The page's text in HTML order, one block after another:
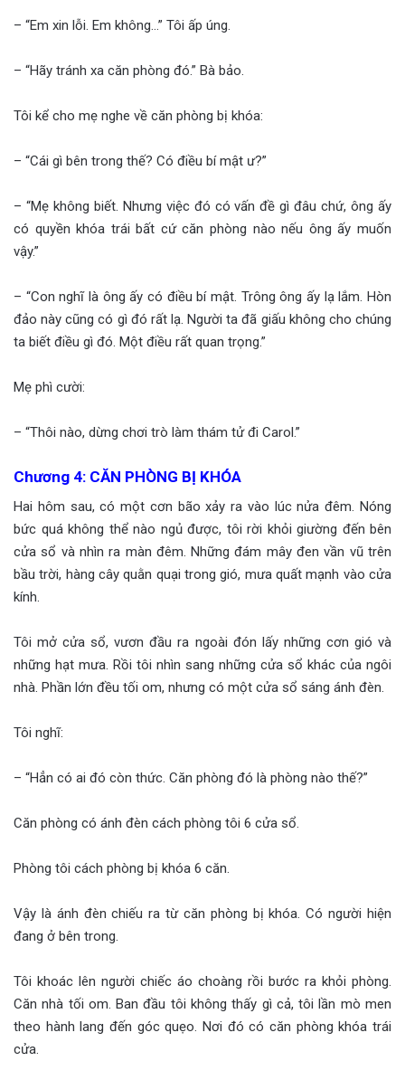
– “Em xin lỗi. Em không…” Tôi ấp úng.
– “Hãy tránh xa căn phòng đó.” Bà bảo.
Tôi kể cho mẹ nghe về căn phòng bị khóa:
– “Cái gì bên trong thế? Có điều bí mật ư?”
– “Mẹ không biết. Nhưng việc đó có vấn đề gì đâu chứ, ông ấy
có quyền khóa trái bất cứ căn phòng nào nếu ông ấy muốn
vậy.”
– “Con nghĩ là ông ấy có điều bí mật. Trông ông ấy lạ lắm. Hòn
đảo này cũng có gì đó rất lạ. Người ta đã giấu không cho chúng
ta biết điều gì đó. Một điều rất quan trọng.”
Mẹ phì cười:
– “Thôi nào, dừng chơi trò làm thám tử đi Carol.”
Chương 4: CĂN PHÒNG BỊ KHÓA
Hai hôm sau, có một cơn bão xảy ra vào lúc nửa đêm. Nóng
bức quá không thể nào ngủ được, tôi rời khỏi giường đến bên
cửa sổ và nhìn ra màn đêm. Những đám mây đen vần vũ trên
bầu trời, hàng cây quằn quại trong gió, mưa quất mạnh vào cửa
kính.
Tôi mở cửa sổ, vươn đầu ra ngoài đón lấy những cơn gió và
những hạt mưa. Rồi tôi nhìn sang những cửa sổ khác của ngôi
nhà. Phần lớn đều tối om, nhưng có một cửa sổ sáng ánh đèn.
Tôi nghĩ:
– “Hẳn có ai đó còn thức. Căn phòng đó là phòng nào thế?”
Căn phòng có ánh đèn cách phòng tôi 6 cửa sổ.
Phòng tôi cách phòng bị khóa 6 căn.
Vậy là ánh đèn chiếu ra từ căn phòng bị khóa. Có người hiện
đang ở bên trong.
Tôi khoác lên người chiếc áo choàng rồi bước ra khỏi phòng.
Căn nhà tối om. Ban đầu tôi không thấy gì cả, tôi lần mò men
theo hành lang đến góc quẹo. Nơi đó có căn phòng khóa trái
cửa.